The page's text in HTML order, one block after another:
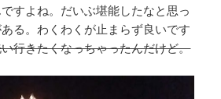
すよね。だいぶ堪能したなと思っ
る。わくわくが止まらず良いです
行きたくなっちゃったんだけど。